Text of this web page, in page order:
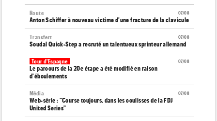
07/08
Route
Anton Schiffer à nouveau victime d'une fracture de la clavicule
07/08
Transfert
Soudal Quick-Step a recruté un talentueux sprinteur allemand
07/08
Tour d'Espagne
Le parcours de la 20e étape a été modifié en raison
d'éboulements
07/08
Média
Web-série : "Course toujours, dans les coulisses de la FDJ
United Series"